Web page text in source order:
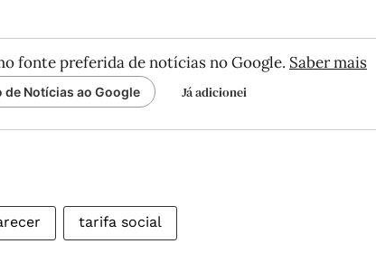
fonte preferida de notícias no Google. Saber mais
Notícias ao Google Já adicionei
tarifa social